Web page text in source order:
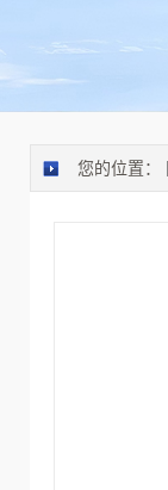
您的位置：